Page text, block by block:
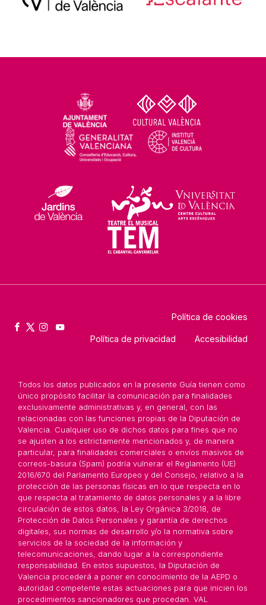
Política de cookies
Política de privacidad Accesibilidad
Todos los datos publicados en la presente Guía tienen como
único propósito facilitar la comunicación para finalidades
exclusivamente administrativas y, en general, con las
relacionadas con las funciones propias de la Diputación de
Valencia. Cualquier uso de dichos datos para fines que no
se ajusten a los estrictamente mencionados y, de manera
particular, para finalidades comerciales o envíos masivos de
correos-basura (Spam) podría vulnerar el Reglamento (UE)
2016/670 del Parlamento Europeo y del Consejo, relativo a la
protección de las personas físicas en lo que respecta en lo
que respecta al tratamiento de datos personales y a la libre
circulación de estos datos, la Ley Orgánica 3/2018, de
Protección de Datos Personales y garantía de derechos
digitales, sus normas de desarrollo y/o la normativa sobre
servicios de la sociedad de la información y
telecomunicaciones, dando lugar a la correspondiente
responsabilidad. En estos supuestos, la Diputación de
Valencia procederá a poner en conocimiento de la AEPD o
autoridad competente estas actuaciones para que inicien los
procedimientos sancionadores que procedan. VAL